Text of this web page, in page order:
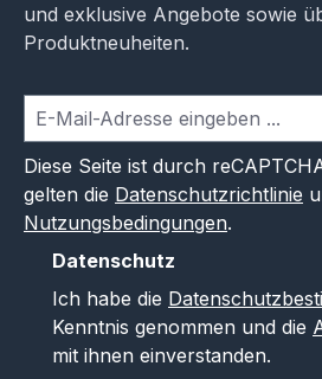
und exklusive Angebote sowie
Produktneuheiten.
Diese Seite ist durch
gelten die Datenschutzrichtlinie
Nutzungsbedingungen.
Datenschutz
Ich habe die
Kenntnis genommen und die
mit ihnen einverstanden.